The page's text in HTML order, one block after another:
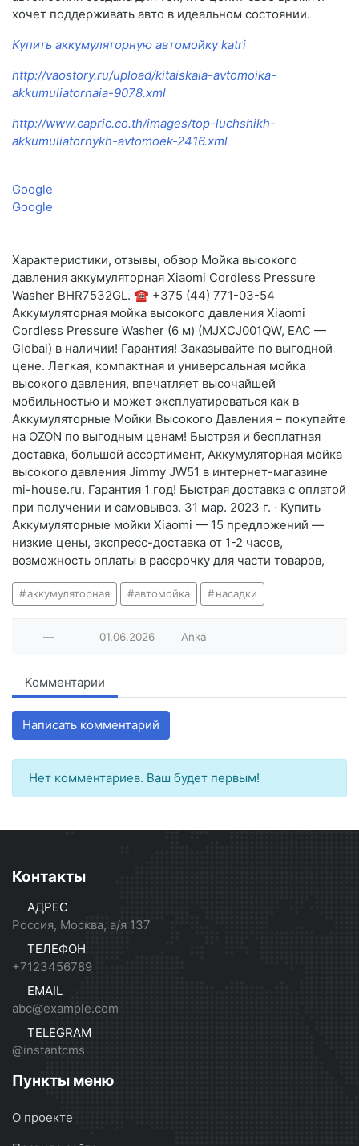
хочет поддерживать авто в идеальном состоянии.
Купить аккумуляторную автомойку katri
http://vaostory.ru/upload/kitaiskaia-avtomoika-
akkumuliatornaia-9078.xml
http://www.capric.co.th/images/top-luchshikh-
akkumuliatornykh-avtomoek-2416.xml
Google
Google
Характеристики, отзывы, обзор Мойка высокого
давления аккумуляторная Xiaomi Cordless Pressure
Washer BHR7532GL. ☎️ +375 (44) 771-03-54
Аккумуляторная мойка высокого давления Xiaomi
Cordless Pressure Washer (6 м) (MJXCJ001QW, EAC —
Global) в наличии! Гарантия! Заказывайте по выгодной
цене. Легкая, компактная и универсальная мойка
высокого давления, впечатляет высочайшей
мобильностью и может эксплуатироваться как в
Аккумуляторные Мойки Высокого Давления – покупайте
на OZON по выгодным ценам! Быстрая и бесплатная
доставка, большой ассортимент, Аккумуляторная мойка
высокого давления Jimmy JW51 в интернет-магазине
mi-house.ru. Гарантия 1 год! Быстрая доставка с оплатой
при получении и самовывоз. 31 мар. 2023 г. · Купить
Аккумуляторные мойки Xiaomi — 15 предложений —
низкие цены, экспресс-доставка от 1-2 часов,
возможность оплаты в рассрочку для части товаров,
аккумуляторная автомойка насадки
— 01.06.2026 Anka
Комментарии
Написать комментарий
Нет комментариев. Ваш будет первым!
Контакты
АДРЕС
Россия, Москва, а/я 137
ТЕЛЕФОН
+7123456789
EMAIL
abc@example.com
TELEGRAM
@instantcms
Пункты меню
О проекте